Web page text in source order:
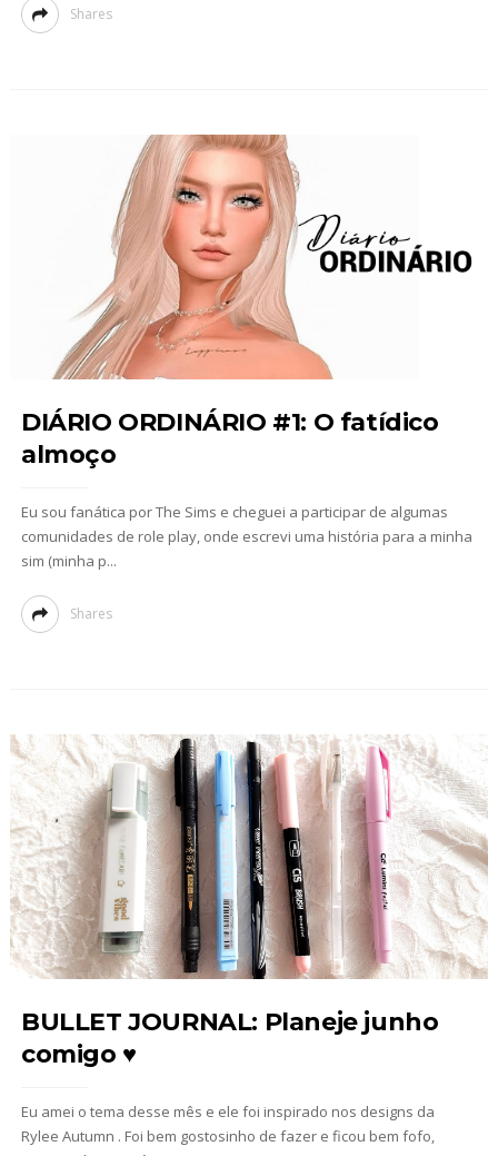
Shares
DIÁRIO ORDINÁRIO #1: O fatídico
almoço
Eu sou fanática por The Sims e cheguei a participar de algumas
comunidades de role play, onde escrevi uma história para a minha
sim (minha p...
Shares
BULLET JOURNAL: Planeje junho
comigo ♥
Eu amei o tema desse mês e ele foi inspirado nos designs da
Rylee Autumn . Foi bem gostosinho de fazer e ficou bem fofo,